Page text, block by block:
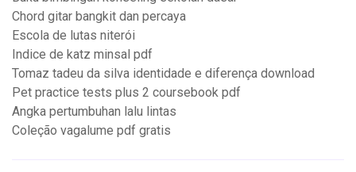
Chord gitar bangkit dan percaya
Escola de lutas niterói
Indice de katz minsal pdf
Tomaz tadeu da silva identidade e diferença download
Pet practice tests plus 2 coursebook pdf
Angka pertumbuhan lalu lintas
Coleção vagalume pdf gratis